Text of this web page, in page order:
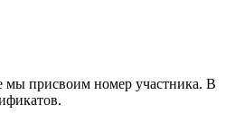
мы присвоим номер участника. В